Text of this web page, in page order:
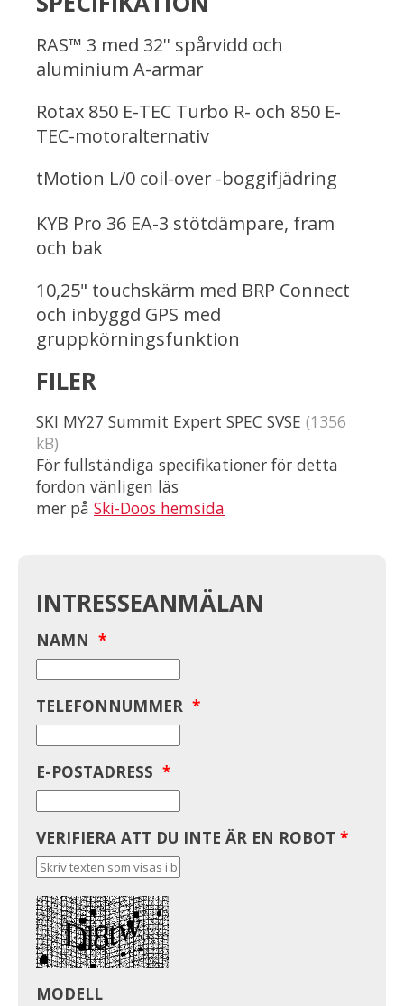
RAS™ 3 med 32'' spårvidd och
aluminium A-armar
Rotax 850 E-TEC Turbo R- och 850 E-
TEC-motoralternativ
tMotion L/0 coil-over -boggifjädring
KYB Pro 36 EA-3 stötdämpare, fram
och bak
10,25" touchskärm med BRP Connect
och inbyggd GPS med
gruppkörningsfunktion
FILER
SKI MY27 Summit Expert SPEC SVSE (1356
kB)
För fullständiga specifikationer för detta
fordon vänligen läs
mer på Ski-Doos hemsida
INTRESSEANMÄLAN
NAMN *
TELEFONNUMMER *
E-POSTADRESS *
VERIFIERA ATT DU INTE ÄR EN ROBOT *
MODELL